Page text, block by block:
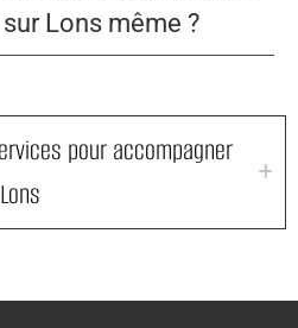
Lons même ?
pour accompagner